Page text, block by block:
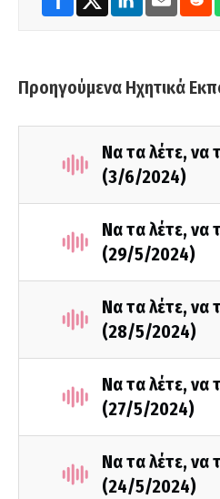
Προηγούμενα Ηχητικά
Να τα λέτε, να
(3/6/2024)
Να τα λέτε, να
(29/5/2024)
Να τα λέτε, να
(28/5/2024)
Να τα λέτε, να
(27/5/2024)
Να τα λέτε, να
(24/5/2024)